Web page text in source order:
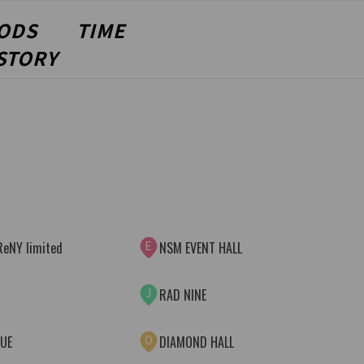
TIME
limited E NSM EVENT HALL
J RAD NINE
O DIAMOND HALL